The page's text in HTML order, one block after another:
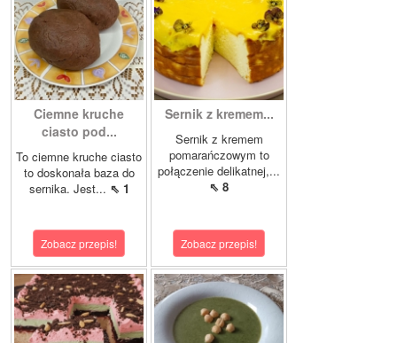
Ciemne kruche
ciasto pod...
To ciemne kruche ciasto
to doskonała baza do
sernika. Jest... ⇖ 1
Zobacz przepis!
Sernik z kremem...
Sernik z kremem
pomarańczowym to
połączenie delikatnej,...
⇖ 8
Zobacz przepis!